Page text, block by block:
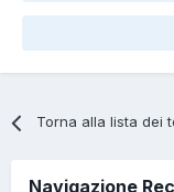
Torna alla lista dei
Navigazione